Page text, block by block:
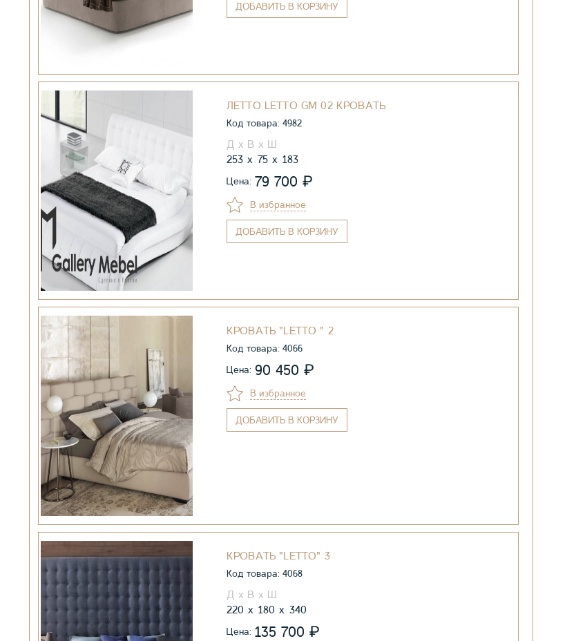
ДОБАВИТЬ В КОРЗИНУ
ЛЕТТО LETTO GM 02 КРОВАТЬ
Код товара: 4982
253 75 183
Цена: 79 700 ₽
В избранное
ДОБАВИТЬ В КОРЗИНУ
КРОВАТЬ "LETTO " 2
Код товара: 4066
Цена: 90 450 ₽
В избранное
ДОБАВИТЬ В КОРЗИНУ
КРОВАТЬ "LETTO" 3
Код товара: 4068
220 180 340
Цена: 135 700 ₽